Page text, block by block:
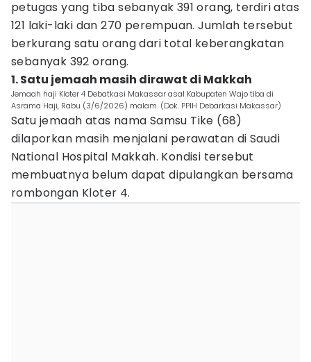
petugas yang tiba sebanyak 391 orang, terdiri atas
121 laki-laki dan 270 perempuan. Jumlah tersebut
berkurang satu orang dari total keberangkatan
sebanyak 392 orang.
1. Satu jemaah masih dirawat di Makkah
Jemaah haji Kloter 4 Debatkasi Makassar asal Kabupaten Wajo tiba di
Asrama Haji, Rabu (3/6/2026) malam. (Dok. PPIH Debarkasi Makassar)
Satu jemaah atas nama Samsu Tike (68)
dilaporkan masih menjalani perawatan di Saudi
National Hospital Makkah. Kondisi tersebut
membuatnya belum dapat dipulangkan bersama
rombongan Kloter 4.